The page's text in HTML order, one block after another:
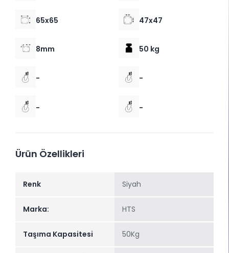
65x65 47x47
8mm 50 kg
- -
- -
Ürün Özellikleri
Renk Siyah
Marka: HTS
Taşıma Kapasitesi 50Kg